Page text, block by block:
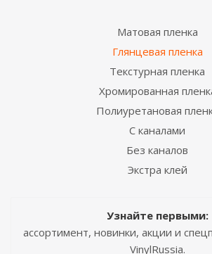
Матовая пленка
Глянцевая пленка
Текстурная пленка
Хромированная
Полиуретановая
С каналами
Без каналов
Экстра клей
Узнайте первыми:
ассортимент, новинки, акции и
VinylRussia.